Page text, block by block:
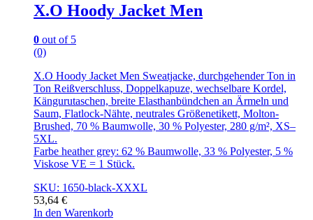
X.O Hoody Jacket Men
0 out of 5
(0)
X.O Hoody Jacket Men Sweatjacke, durchgehender Ton in
Ton Reißverschluss, Doppelkapuze, wechselbare Kordel,
Kängurutaschen, breite Elasthanbündchen an Ärmeln und
Saum, Flatlock-Nähte, neutrales Größenetikett, Molton-
Brushed, 70 % Baumwolle, 30 % Polyester, 280 g/m², XS–
5XL.
Farbe heather grey: 62 % Baumwolle, 33 % Polyester, 5 %
Viskose VE = 1 Stück.
SKU: 1650-black-XXXL
53,64 €
In den Warenkorb